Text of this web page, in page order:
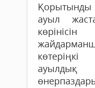
ауыл
ауылдық